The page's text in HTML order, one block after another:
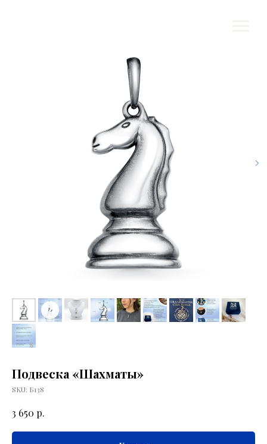
Подвеска «Шахматы»
SKU: Б138
3 650 р.